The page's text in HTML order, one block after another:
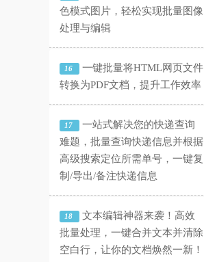
色模式图片，轻松实现批量图像
处理与编辑
16
一键批量将HTML网页文件
转换为PDF文档，提升工作效率
17
一站式解决您的快递查询
难题，批量查询快递信息并根据
高级搜索定位所需单号，一键复
制/导出/备注快递信息
18
文本编辑神器来袭！高效
批量处理，一键合并文本并清除
空白行，让你的文档焕然一新！